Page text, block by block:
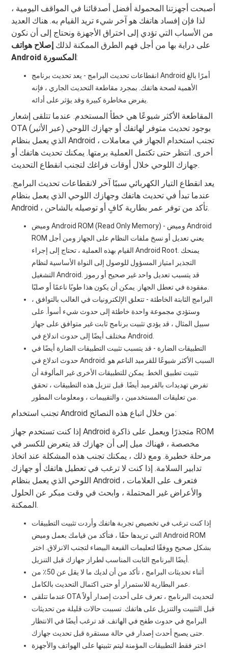
أصبحت أجهزتنا المحمولة أفضل أصدقائنا في المواقف اليومية ،
لذا فإن إفساد هاتفك هو آخر شيء تريد القيام به. هناك العديد
من الأسباب التي تؤدي إلى اختراق الأجهزة ونحتاج إلى أن نكون
على دراية بها من أجل فهم الطرق الممكنة لذلك إصلاح هواتف
Android المكسورة:
انقطاعات تحديث البرامج - يعد تحديث برنامج Android أمرًا بالغ
الأهمية لصحة هاتفك. بمجرد مقاطعة التحديث الجاري ، فإنه
يفرض مخاطرة كبيرة وقد يؤثر على أدائه.
المقاطعة الأكثر شيوعًا هي خطأ المستخدم. عندما تتلقى إشعار
OTA (عبر الأثير) بوجود تحديث متوفر لهاتفك أو جهازك اللوحي
الذي يعمل بنظام Android ، تجنب استخدام الجهاز في معاملات
أخرى. انتظر حتى تكتمل العملية برمتها. يمكنك تحديث هاتفك أو
جهازك اللوحي خلال أوقات فراغك لتجنب انقطاع التحديث.
يعد انقطاع التيار الكهربائي سببًا آخر لانقطاعات تحديث البرامج.
عندما تبدأ في تحديث هاتفك وجهازك اللوحي الذي يعمل بنظام
Android ، تأكد من توفر عمر بطارية كافٍ أو توصيله بالشاحن.
وميض Android ROM (Read Only Memory) - وميض Android
ROM يعني تعديل أو نسخ ملفات النظام على الجهاز ومن أجل
القيام بهذه العملية ، تحتاج إلى إجراء Android Root. يمنحك
التجذير امتياز المسؤول للوصول إلى النواة الأساسية لنظام
التشغيل Android. قد يتسبب تعديل واحد غير صحيح أو رموز
مفقودة في تعطل الجهاز. يمكن أن يكون هذا طوبًا ناعمًا أو صلبًا.
البرامج الثابتة الخاطئة - تتعلق الإلكترونيات في الغالب بالتوافق ،
وستؤدي مجموعة واحدة خاطئة إلى حدوث شيء أسوأ. على
سبيل المثال ، قد يؤدي تثبيت برنامج ثابت غير متوافق على جهاز
مختلف أيضًا إلى حدوث اندلاع في Android.
التطبيقات الضارة - قد يتسبب تثبيت التطبيقات الضارة أيضًا في
حدوث اندلاع في Android. السبب الأكثر شيوعًا للقرميد الناعم هو
تثبيت تطبيق الخط. يمكن للتطبيقات الأخرى غير المألوفة أن
تفرض تهديدات بالقرميد أيضًا. قبل تنزيل هذه التطبيقات ، تحقق
من تعليقات المستخدمين ، والتقييمات ، ومعلومات المطور.
تجنب استخدام Android من خلال اتباع هذه النصائح:
إذا كنت تستخدم جهاز Android متجذرًا ويعمل على ذاكرة ROM
مخصصة ، فهناك ميل إلى أن جهازك قد يتعرض للكسر في
مرحلة خطيرة. ومع ذلك ، يمكنك تجنب هذه المشكلة عند اتخاذ
تدابير السلامة. إذا كنت لا ترغب في تعطيل هاتفك أو جهازك
اللوحي الذي يعمل بنظام Android ، فتعرف على العلامات
والأعراض غير المحتملة ، وابحث في وقت مبكر عن الحلول
الممكنة.
إذا كنت ترغب في تخصيص تجربة هاتفك وأردت تثبيت التطبيقات
التي تريدها حقًا ، فتأكد من قيامك بعمل وميض Android ROM
بشكل صحيح ووفقًا لتعليمات القبعة البيضاء لتجنب الانزلاق. اختر
أيضًا البرنامج الثابت المناسب لطراز جهازك قبل التنزيل.
أثناء تحديثات البرامج ، تأكد من أن لديك ما لا يقل عن 50٪ من
عمر البطارية للاستمرار أو حتى اكتمال التحديث بالكامل.
عندما تتلقى OTA لتحديث البرنامج ، تعرف على أحدث إصدار أولاً
قبل التثبيت والتنزيل على هاتفك. تسببت حالات قليلة من تحديثات
البرامج في حدوث طفح في الهاتف. قد ترغب أيضًا في الانتظار
حتى يصبح أحدث إصدار في حالة مستقرة قبل تحديث جهازك.
اختر فقط التطبيقات المؤمنة ليتم تثبيتها على الهواتف والأجهزة